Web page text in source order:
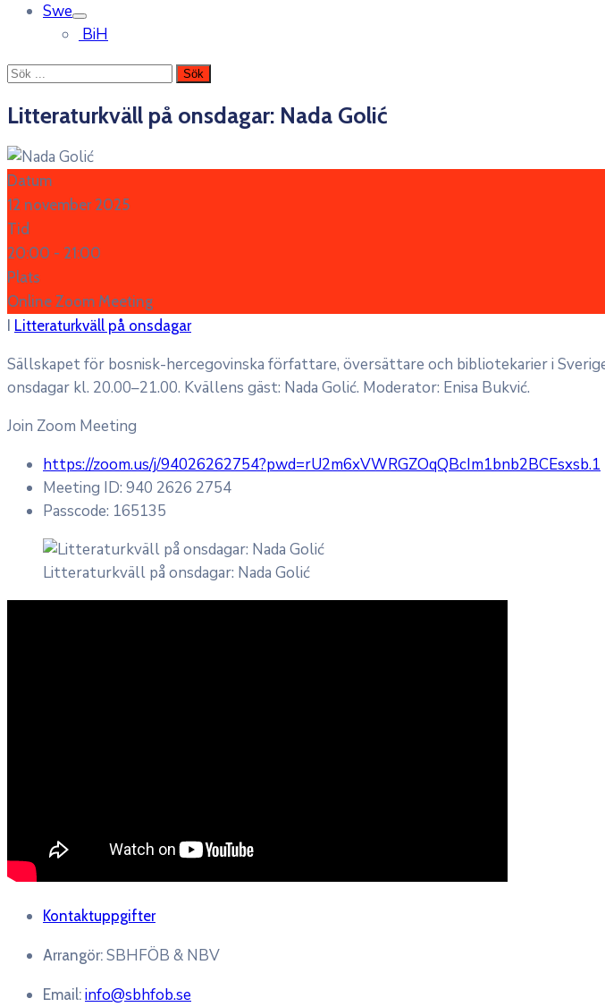
Swe
BiH
Litteraturkväll på onsdagar: Nada Golić
Datum
12 november 2025
Tid
20:00 - 21:00
Plats
Online Zoom Meeting
Litteraturkväll på onsdagar
Sällskapet för bosnisk-hercegovinska författare, översättare och bibliotekarier i
onsdagar kl. 20.00–21.00. Kvällens gäst: Nada Golić. Moderator: Enisa Bukvić.
Join Zoom Meeting
https://zoom.us/j/94026262754?pwd=rU2m6xVWRGZOqQBcIm1bnb2BCEsxsb.1
Meeting ID: 940 2626 2754
Passcode: 165135
Litteraturkväll på onsdagar: Nada Golić
Kontaktuppgifter
Arrangör: SBHFÖB & NBV
Email: info@sbhfob.se